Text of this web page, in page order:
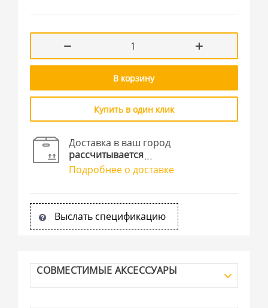
В корзину
Купить в один клик
Доставка в ваш город
рассчитывается
Подробнее о доставке
Выслать спецификацию
СОВМЕСТИМЫЕ АКСЕССУАРЫ